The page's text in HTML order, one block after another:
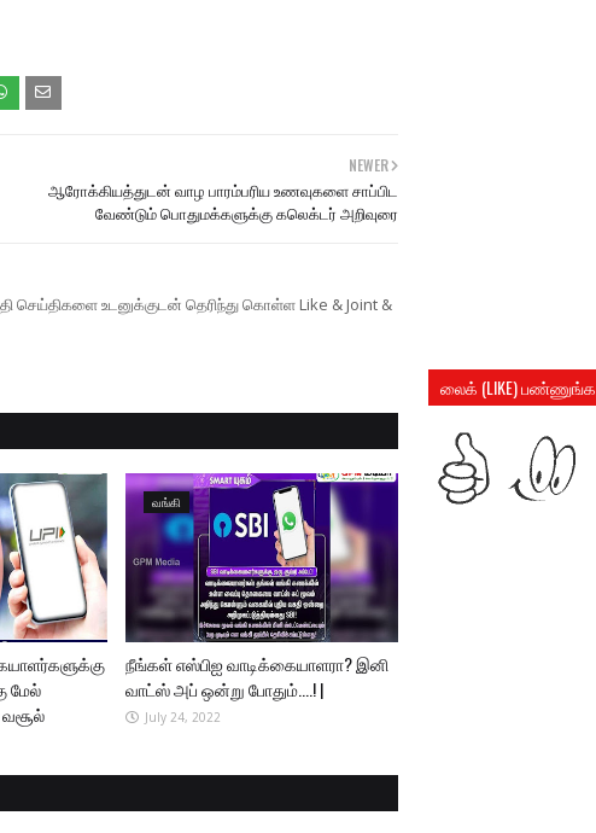
NEWER
ஆரோக்கியத்துடன் வாழ பாரம்பரிய உணவுகளை சாப்பிட
வேண்டும் பொதுமக்களுக்கு கலெக்டர் அறிவுரை
செய்திகளை உடனுக்குடன் தெரிந்து கொள்ள Like & Joint &
மேல்
வங்கி
நீங்கள் எஸ்பிஐ வாடிக்கையாளரா? இனி
வாட்ஸ் அப் ஒன்று போதும்....! |
July 24, 2022
லைக் (LIKE) பண்ணுங்க